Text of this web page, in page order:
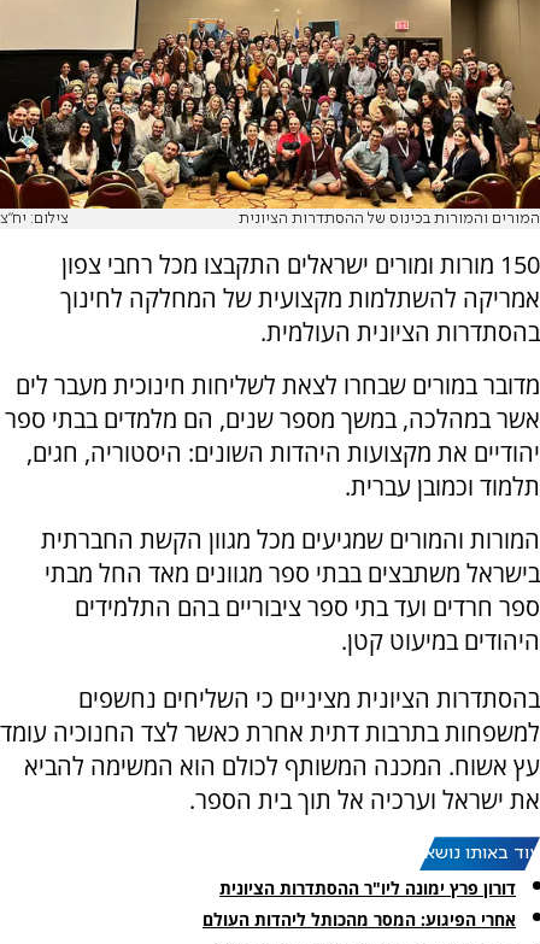
המורים והמורות בכינוס של ההסתדרות הציונית צילום: יח"צ
150 מורות ומורים ישראלים התקבצו מכל רחבי צפון
אמריקה להשתלמות מקצועית של המחלקה לחינוך
בהסתדרות הציונית העולמית.
מדובר במורים שבחרו לצאת לשליחות חינוכית מעבר לים
אשר במהלכה, במשך מספר שנים, הם מלמדים בבתי ספר
יהודיים את מקצועות היהדות השונים: היסטוריה, חגים,
תלמוד וכמובן עברית.
המורות והמורים שמגיעים מכל מגוון הקשת החברתית
בישראל משתבצים בבתי ספר מגוונים מאד החל מבתי
ספר חרדים ועד בתי ספר ציבוריים בהם התלמידים
היהודים במיעוט קטן.
בהסתדרות הציונית מציניים כי השליחים נחשפים
למשפחות בתרבות דתית אחרת כאשר לצד החנוכיה עומד
עץ אשוח. המכנה המשותף לכולם הוא המשימה להביא
את ישראל וערכיה אל תוך בית הספר.
עוד באותו נושא:
דורון פרץ ימונה ליו"ר ההסתדרות הציונית
אחרי הפיגוע: המסר מהכותל ליהדות העולם